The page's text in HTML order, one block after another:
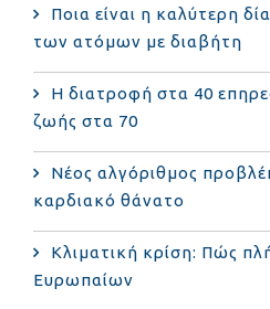
Ποια είναι η καλύτερη
των ατόμων με διαβήτη
Η διατροφή στα 40
ζωής στα 70
Νέος αλγόριθμος
καρδιακό θάνατο
Κλιματική κρίση: Πώς
Ευρωπαίων